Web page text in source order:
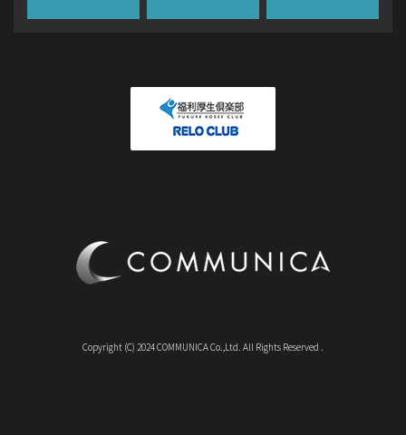
Copyright (C) 2024 COMMUNICA Co.,Ltd. All Rights Reserved .